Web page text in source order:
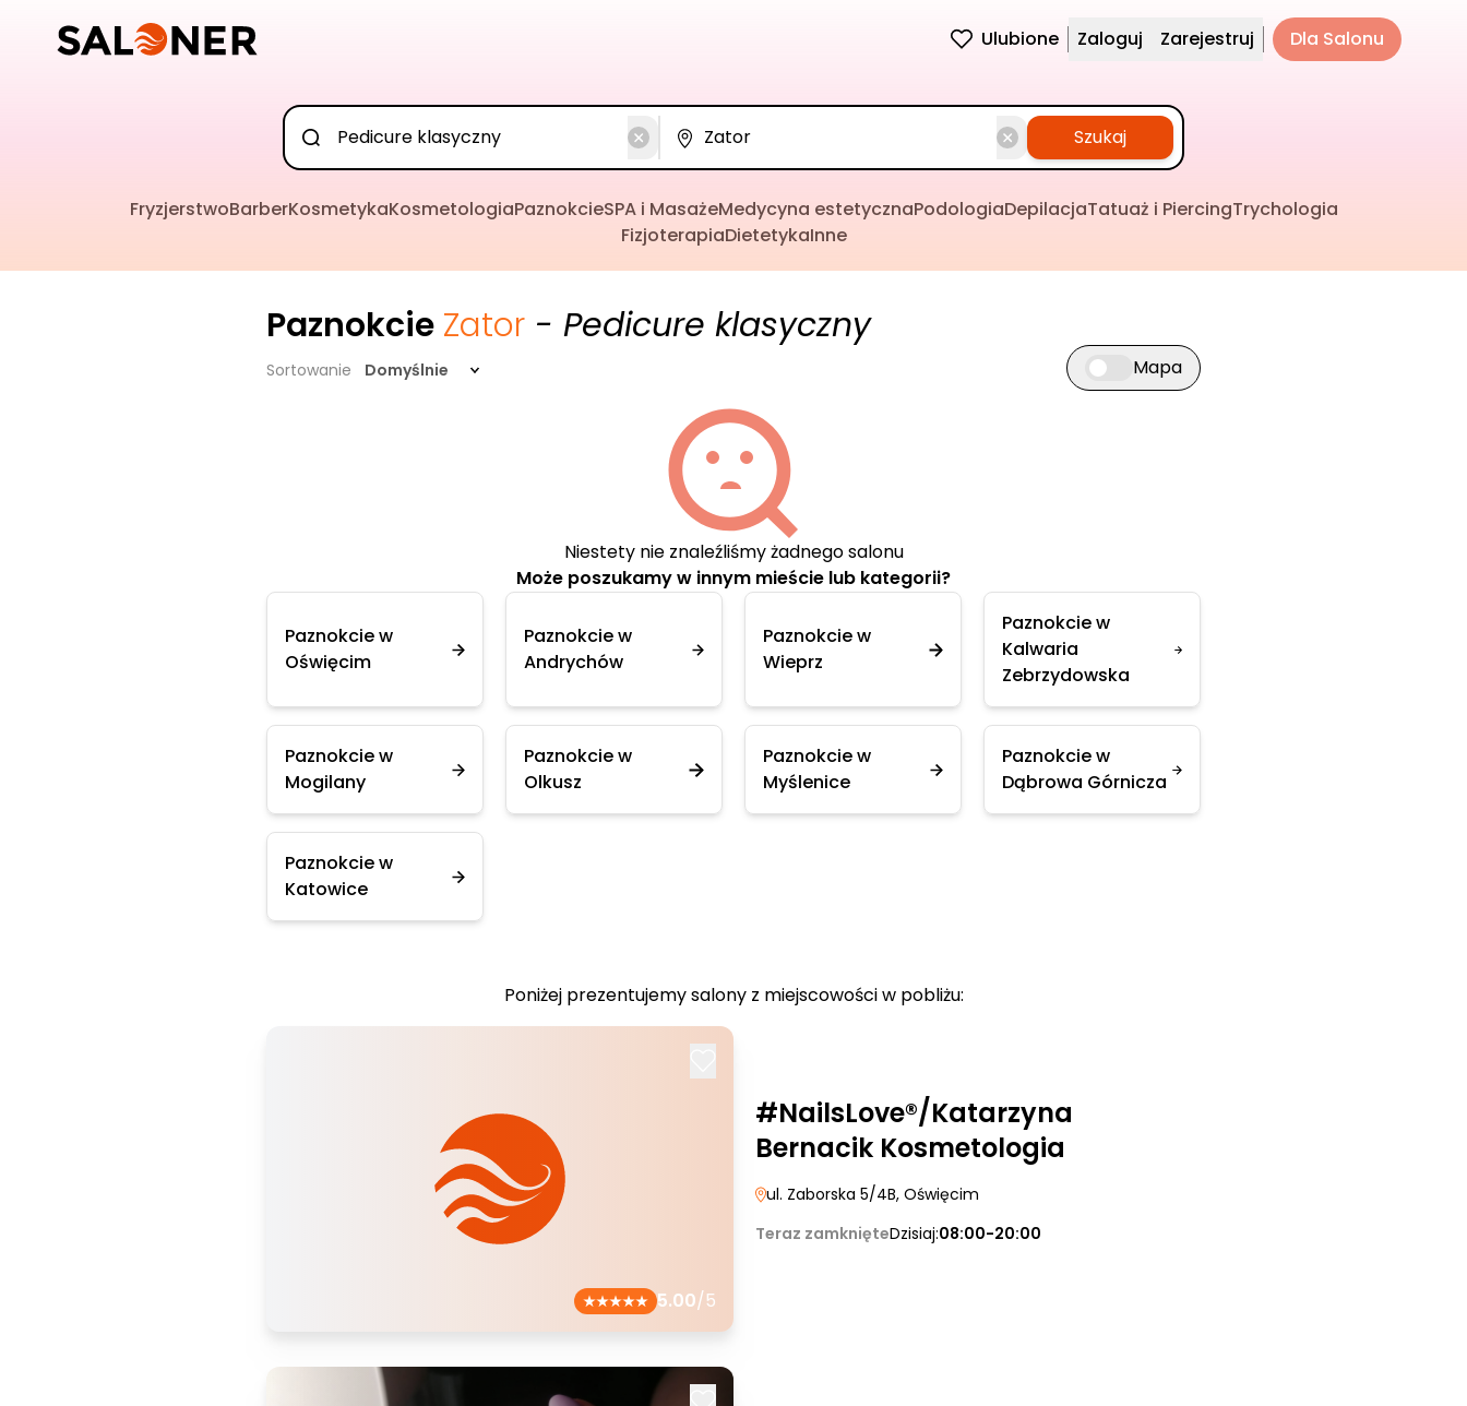
Ulubione Zaloguj Zarejestruj Dla Salonu
Szukaj
FryzjerstwoBarberKosmetykaKosmetologiaPaznokcieSPA i MasażeMedycyna estetycznaPodologiaDepilacjaTatuaż i PiercingTrychologia
FizjoterapiaDietetykaInne
Paznokcie Zator - Pedicure klasyczny
Sortowanie Domyślnie Przełącz widok mapy
Mapa
Niestety nie znaleźliśmy żadnego salonu
Może poszukamy w innym mieście lub kategorii?
Paznokcie w
Oświęcim
Paznokcie w
Andrychów
Paznokcie w
Wieprz
Paznokcie w
Kalwaria
Zebrzydowska
Paznokcie w
Mogilany
Paznokcie w
Olkusz
Paznokcie w
Myślenice
Paznokcie w
Dąbrowa Górnicza
Paznokcie w
Katowice
Poniżej prezentujemy salony z miejscowości w pobliżu:
5.00/5
#NailsLove®/Katarzyna
Bernacik Kosmetologia
ul. Zaborska 5/4B, Oświęcim
Teraz zamknięteDzisiaj:08:00-20:00